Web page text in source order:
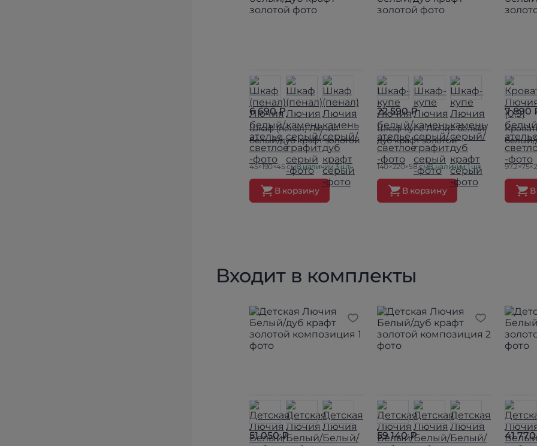
6 690 ₽
Шкаф (пенал) Лючия
белый/дуб крафт золотой
45×190×45 смВ наличии 3 шт.
В корзину
22 590 ₽
Шкаф-купе Лючия белый/
дуб крафт золотой
140×220×58 смВ наличии 1 шт.
В корзину
7 890
белый/
Входит в комплекты
51 050 ₽ 59 140 ₽ 41